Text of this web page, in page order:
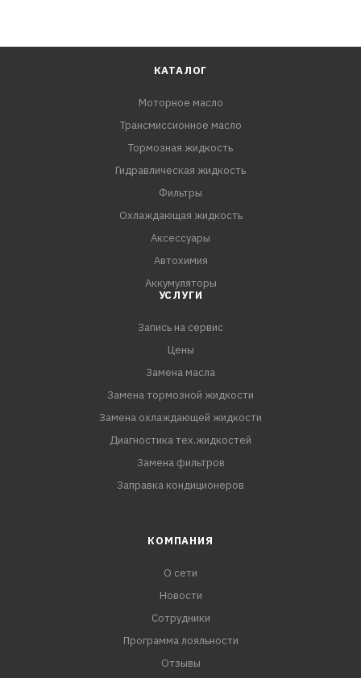
КАТАЛОГ
Моторное масло
Трансмиссионное масло
Тормозная жидкость
Гидравлическая жидкость
Фильтры
Охлаждающая жидкость
Аксессуары
Автохимия
Аккумуляторы
УСЛУГИ
Запись на сервис
Цены
Замена масла
Замена тормозной жидкости
Замена охлаждающей жидкости
Диагностика тех.жидкостей
Замена фильтров
Заправка кондиционеров
КОМПАНИЯ
О сети
Новости
Сотрудники
Программа лояльности
Отзывы